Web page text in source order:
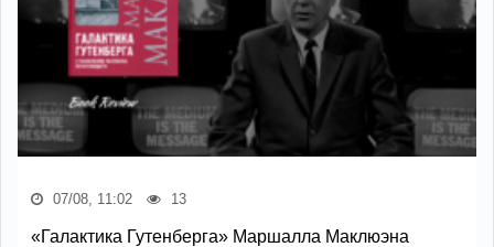
07/08, 11:02 13
«Галактика Гутенберга» Маршалла Маклюэна